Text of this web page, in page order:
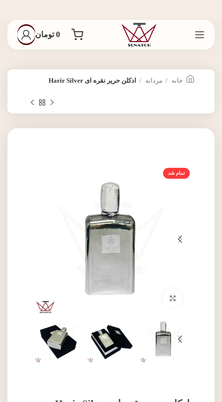
0 تومان
خانه مردانه ادکلن حریر نقره ای Harir Silver
تمام شد